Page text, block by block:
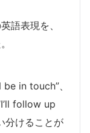
語表現を、
in touch”、
follow up
分けることが